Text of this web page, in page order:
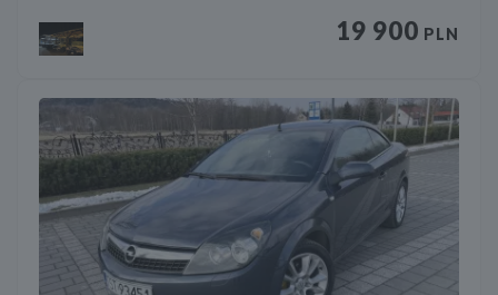
19 900 PLN